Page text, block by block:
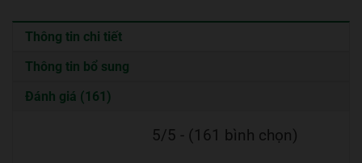
Thông tin chi tiết
Thông tin bổ sung
Đánh giá (161)
5/5 - (161 bình chọn)